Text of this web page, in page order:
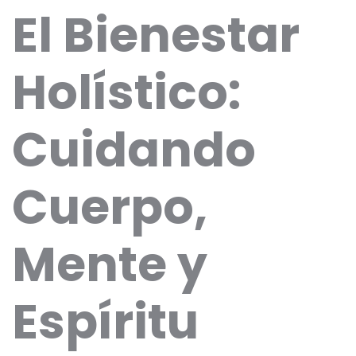
El Bienestar
Holístico:
Cuidando
Cuerpo,
Mente y
Espíritu